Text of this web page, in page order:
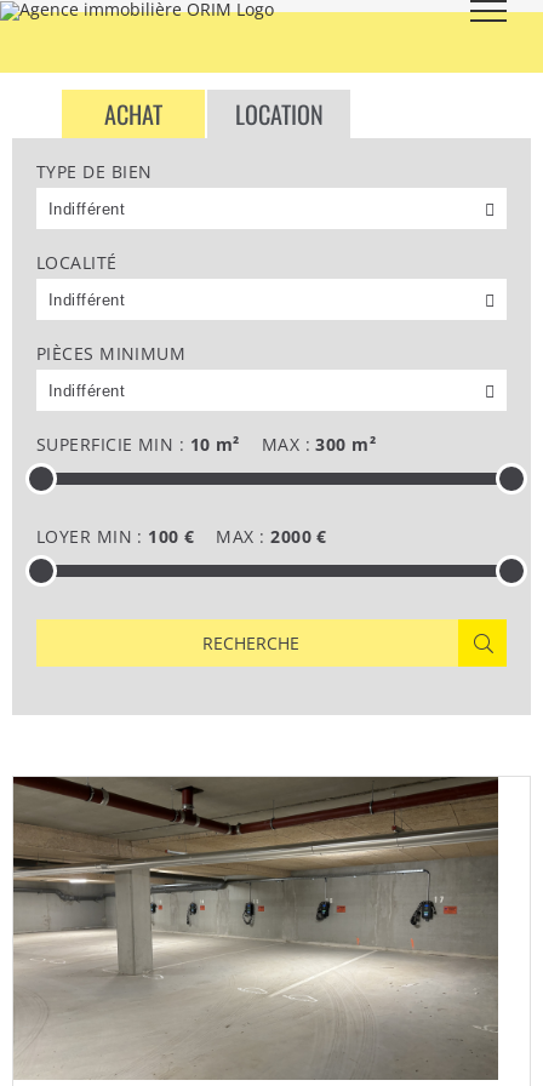
Skip
ACHAT LOCATION
TYPE DE BIEN
LOCALITÉ
PIÈCES MINIMUM
SUPERFICIE MIN : 10 m² MAX :300 m²
LOYER MIN : 100 € MAX :2000 €
RECHERCHE